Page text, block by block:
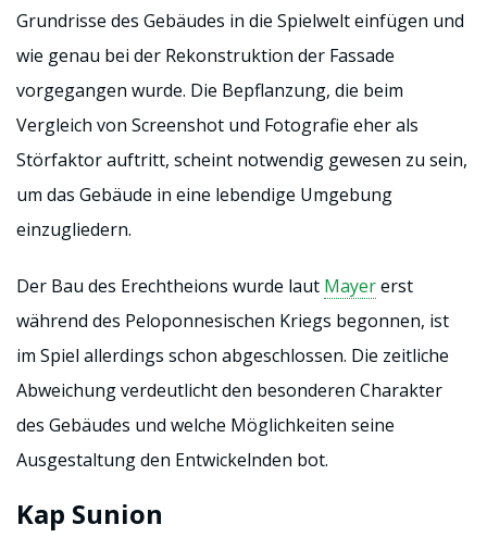
Grundrisse des Gebäudes in die Spielwelt einfügen und
wie genau bei der Rekonstruktion der Fassade
vorgegangen wurde. Die Bepflanzung, die beim
Vergleich von Screenshot und Fotografie eher als
Störfaktor auftritt, scheint notwendig gewesen zu sein,
um das Gebäude in eine lebendige Umgebung
einzugliedern.
Der Bau des Erechtheions wurde laut Mayererst
während des Peloponnesischen Kriegs begonnen, ist
im Spiel allerdings schon abgeschlossen. Die zeitliche
Abweichung verdeutlicht den besonderen Charakter
des Gebäudes und welche Möglichkeiten seine
Ausgestaltung den Entwickelnden bot.
Kap Sunion